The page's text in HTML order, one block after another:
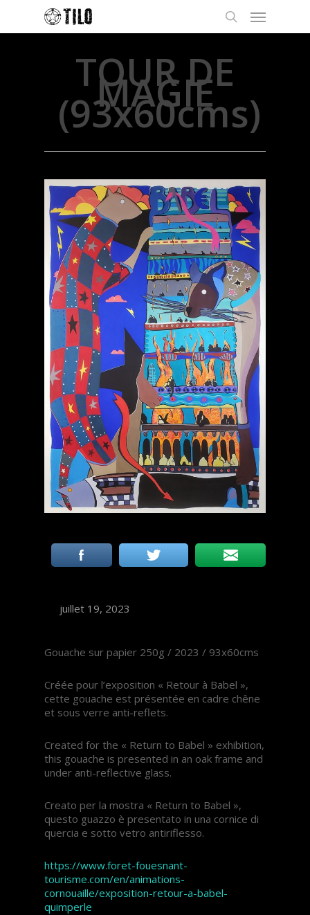
TOUR DE
MAGIE
(93x60cms)
juillet 19, 2023
Gouache sur papier 250g / 2023 / 93x60cms
Créée pour l’exposition « Retour à Babel »,
cette gouache est présentée en cadre chêne
et sous verre anti-reflets.
Created for the « Return to Babel » exhibition,
this gouache is presented in an oak frame and
under anti-reflective glass.
Creato per la mostra « Return to Babel »,
questo guazzo è presentato in una cornice di
quercia e sotto vetro antiriflesso.
https://www.foret-fouesnant-
tourisme.com/en/animations-
cornouaille/exposition-retour-a-babel-
quimperle